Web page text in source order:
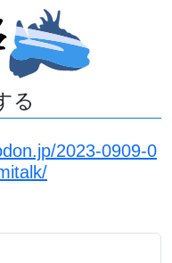
る
2023-0909-0